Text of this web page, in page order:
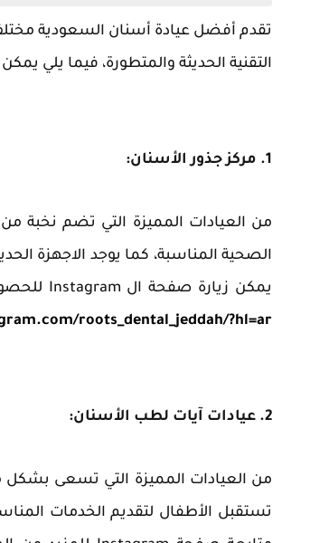
تقدم أفضل عيادة أسنان السعودية مختلف
التقنية الحديثة والمتطورة، فيما
1. مركز جذور الأسنان:
من العيادات المميزة التي تضم نخبة
الصحية المناسبة، كما يوجد الاجهزة
يمكن زيارة صفحة ال Instagram للحصول على المزيد من المعلومات والتفاصيل وحجز موعد عبر التواصل على الخاص:
roots_dental_jeddah/?hl=ar
2. عيادات آيات لطب الأسنان:
من العيادات المميزة التي تسعى بشكل
تستقبل الأطفال لتقديم الخدمات